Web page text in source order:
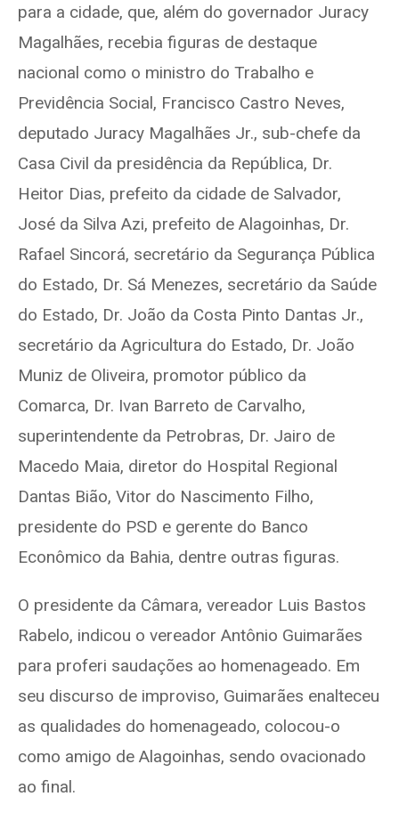
para a cidade, que, além do governador Juracy
Magalhães, recebia figuras de destaque
nacional como o ministro do Trabalho e
Previdência Social, Francisco Castro Neves,
deputado Juracy Magalhães Jr., sub-chefe da
Casa Civil da presidência da República, Dr.
Heitor Dias, prefeito da cidade de Salvador,
José da Silva Azi, prefeito de Alagoinhas, Dr.
Rafael Sincorá, secretário da Segurança Pública
do Estado, Dr. Sá Menezes, secretário da Saúde
do Estado, Dr. João da Costa Pinto Dantas Jr.,
secretário da Agricultura do Estado, Dr. João
Muniz de Oliveira, promotor público da
Comarca, Dr. Ivan Barreto de Carvalho,
superintendente da Petrobras, Dr. Jairo de
Macedo Maia, diretor do Hospital Regional
Dantas Bião, Vitor do Nascimento Filho,
presidente do PSD e gerente do Banco
Econômico da Bahia, dentre outras figuras.
O presidente da Câmara, vereador Luis Bastos
Rabelo, indicou o vereador Antônio Guimarães
para proferi saudações ao homenageado. Em
seu discurso de improviso, Guimarães enalteceu
as qualidades do homenageado, colocou-o
como amigo de Alagoinhas, sendo ovacionado
ao final.